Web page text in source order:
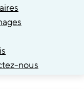
nous